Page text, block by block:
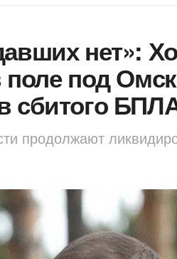
нет»:
под
сбитого
продолжают